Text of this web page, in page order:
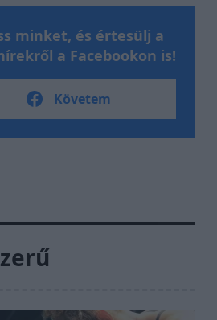
minket, és értesülj a
a Facebookon is!
Követem